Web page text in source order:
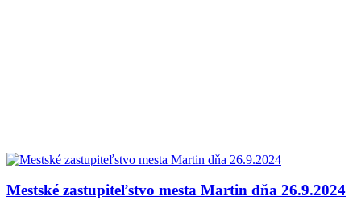
Mestské zastupiteľstvo mesta Martin dňa 26.9.2024